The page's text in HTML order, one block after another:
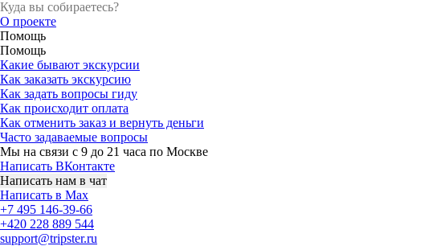
О проекте
Помощь
Помощь
Какие бывают экскурсии
Как заказать экскурсию
Как задать вопросы гиду
Как происходит оплата
Как отменить заказ и вернуть деньги
Часто задаваемые вопросы
Мы на связи с 9 до 21 часа по Москве
Написать ВКонтакте
Написать нам в чат
Написать в Max
+7 495 146-39-66
+420 228 889 544
support@tripster.ru